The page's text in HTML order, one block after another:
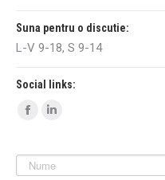
Suna pentru o discutie:
L-V 9-18, S 9-14
Social links:
opensopens